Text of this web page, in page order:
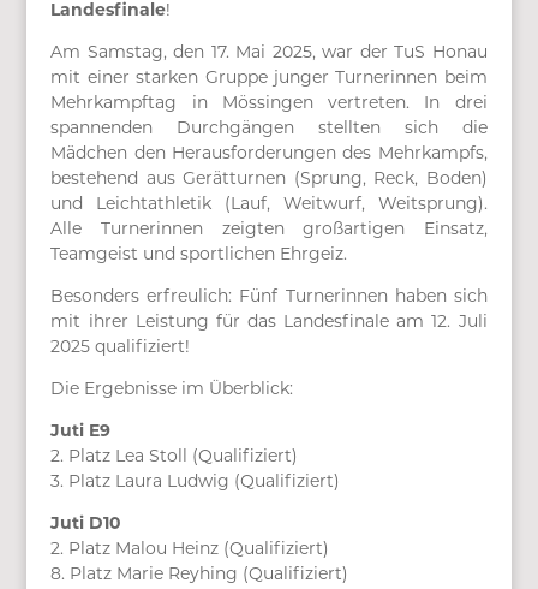
Landesfinale!
Am Samstag, den 17. Mai 2025, war der TuS Honau
mit einer starken Gruppe junger Turnerinnen beim
Mehrkampftag in Mössingen vertreten. In drei
spannenden Durchgängen stellten sich die
Mädchen den Herausforderungen des Mehrkampfs,
bestehend aus Gerätturnen (Sprung, Reck, Boden)
und Leichtathletik (Lauf, Weitwurf, Weitsprung).
Alle Turnerinnen zeigten großartigen Einsatz,
Teamgeist und sportlichen Ehrgeiz.
Besonders erfreulich: Fünf Turnerinnen haben sich
mit ihrer Leistung für das Landesfinale am 12. Juli
2025 qualifiziert!
Die Ergebnisse im Überblick:
Juti E9
2. Platz Lea Stoll (Qualifiziert)
3. Platz Laura Ludwig (Qualifiziert)
Juti D10
2. Platz Malou Heinz (Qualifiziert)
8. Platz Marie Reyhing (Qualifiziert)